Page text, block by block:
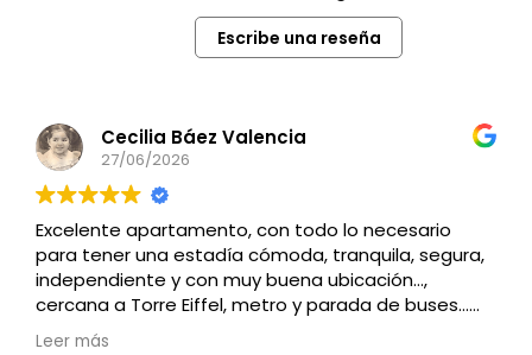
Escribe una reseña
Cecilia Báez Valencia
27/06/2026
Excelente apartamento, con todo lo necesario
para tener una estadía cómoda, tranquila, segura,
independiente y con muy buena ubicación…,
cercana a Torre Eiffel, metro y parada de buses…
Recomendado
Leer más